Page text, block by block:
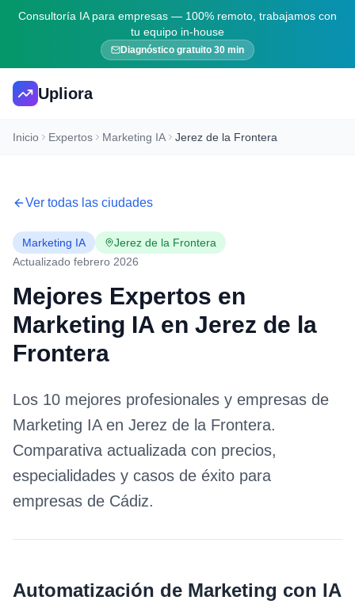
Consultoría IA para empresas — 100% remoto, trabajamos con
tu equipo in-house
Diagnóstico gratuito 30 min
Upliora
Inicio Expertos Marketing IA Jerez de la Frontera
Ver todas las ciudades
Marketing IA
Jerez de la Frontera
Actualizado febrero 2026
Mejores Expertos en
Marketing IA en Jerez de la
Frontera
Los 10 mejores profesionales y empresas de
Marketing IAen Jerez de la Frontera.
Comparativa actualizada con precios,
especialidades y casos de éxito para
empresas de Cádiz.
Automatización de Marketing con IA